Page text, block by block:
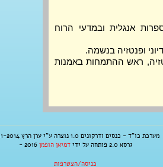
ופנטזיה בנשמה.
מערכת כו"ד - כנסים ודרקונים 1.0 נוצרה ע"י ערן הרץ 2011-2014
גרסא 2.0 פותחה על ידי
דמיאן הופמן 2016 -
כניסה/הצטרפות